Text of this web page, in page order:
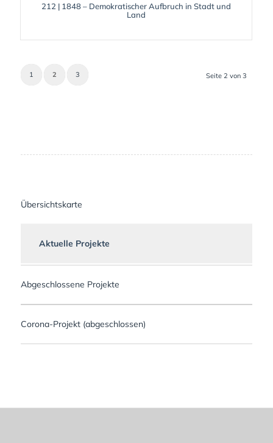
212 | 1848 – Demokratischer Aufbruch in Stadt und
Land
Seite 2 von 3
1 2 3
Übersichtskarte
Aktuelle Projekte
Abgeschlossene Projekte
Corona-Projekt (abgeschlossen)